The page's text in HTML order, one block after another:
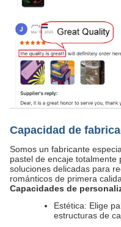
Capacidad de
Somos un fabricante
pastel de encaje
soluciones delicadas para
románticos de primera
Capacidades de
Estética: Elige
estructuras de